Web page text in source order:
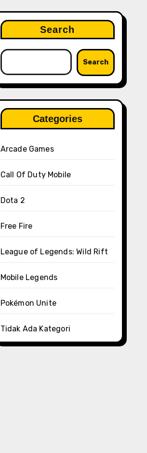
Search
Search
Categories
Arcade Games
Call Of Duty Mobile
Dota 2
Free Fire
League of Legends: Wild Rift
Mobile Legends
Pokémon Unite
Tidak Ada Kategori